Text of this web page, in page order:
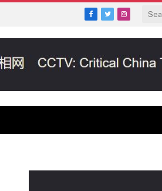
Facebook
TwitterInstagram